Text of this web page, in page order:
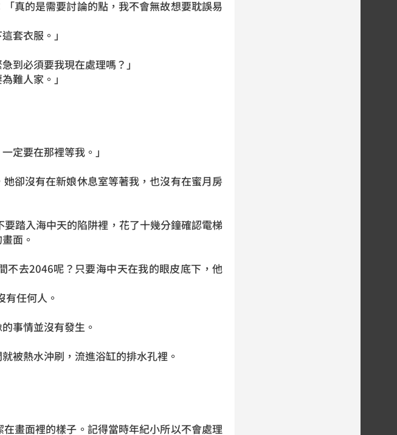
真的是需要討論的點，我不會無故想要耽誤易
套衣服。」
到必須要我現在處理嗎？」
難人家。」
定要在那裡等我。」
卻沒有在新娘休息室等著我，也沒有在蜜月房
踏入海中天的陷阱裡，花了十幾分鐘確認電梯
面。
不去2046呢？只要海中天在我的眼皮底下，他
任何人。
事情並沒有發生。
被熱水沖刷，流進浴缸的排水孔裡。
畫面裡的樣子。記得當時年紀小所以不會處理